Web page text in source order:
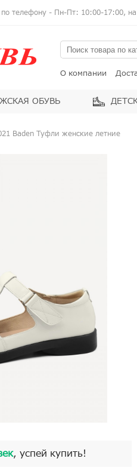
телефону - Пн-Пт: 10:00-17:00, на
О компании
ОБУВЬ
Baden Туфли женские летние
, успей купить!